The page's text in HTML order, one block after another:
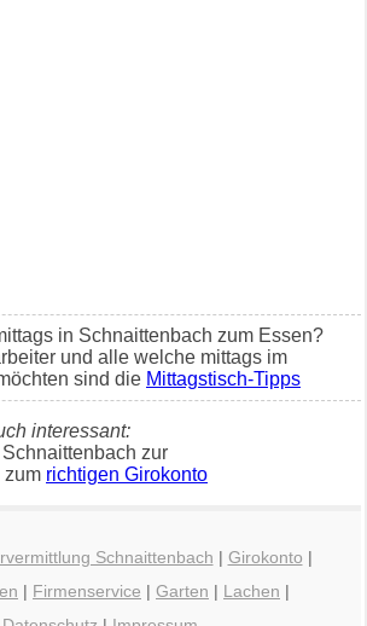
in Schnaittenbach zum Essen?
und alle welche mittags im
sind die Mittagstisch-Tipps
interessant:
zur
zum richtigen Girokonto
Schnaittenbach | Girokonto |
| Firmenservice | Garten | Lachen |